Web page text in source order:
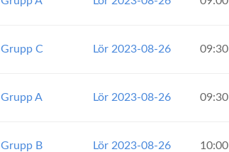
Grupp C Lör 2023-08-26 09:30
Grupp A Lör 2023-08-26 09:30
Grupp B Lör 2023-08-26 10:00